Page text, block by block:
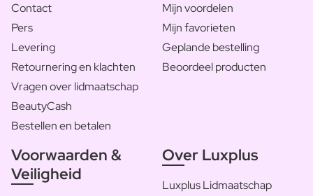
Contact
Pers
Levering
Retournering en klachten
Vragen over lidmaatschap
BeautyCash
Bestellen en betalen
Mijn voordelen
Mijn favorieten
Geplande bestelling
Beoordeel producten
Voorwaarden &
Veiligheid
Over Luxplus
Luxplus Lidmaatschap